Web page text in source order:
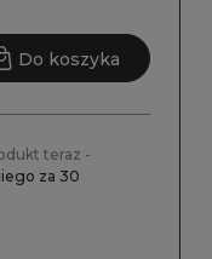
Do koszyka
teraz -
za 30